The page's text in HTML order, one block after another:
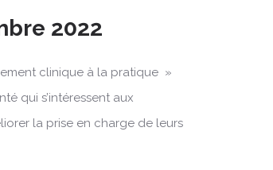
2022
clinique à la pratique »
qui s’intéressent aux
la prise en charge de leurs